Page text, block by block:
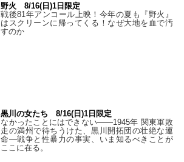
野火 8/16(日)1日限定
戦後81年アンコール上映！今年の夏も『野火』
はスクリーンに帰ってくる！なぜ大地を血で汚
すのか
黒川の女たち 8/16(日)1日限定
なかったことにはできない——1945年 関東軍敗
走の満州で待ちうけた、黒川開拓団の壮絶な運
命―戦争と性暴力の事実、いま知るべきことが
ここに在る。